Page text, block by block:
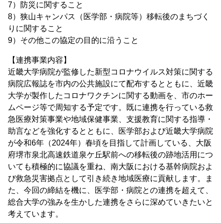
7）防災に関すること
8）狭山キャンパス（医学部・病院等）移転後のまちづく
りに関すること
9）その他この協定の目的に沿うこと
【連携事業内容】
近畿大学病院が監修した新型コロナウイルス対策に関する
病院広報誌を市内の公共施設にて配布するとともに、近畿
大学が製作したコロナワクチンに関する動画を、市のホー
ムページ等で周知する予定です。既に連携を行っている救
急医療対策事業や地域保健事業、支援教育に関する指導・
助言などを強化するとともに、医学部および近畿大学病院
が令和6年（2024年）春頃を目指して計画している、大阪
府堺市泉北高速鉄道泉ケ丘駅前への移転後の跡地活用につ
いても積極的に協議を重ね、南大阪における基幹病院およ
び救急災害拠点として引き続き地域医療に貢献します。ま
た、今回の締結を機に、医学部・病院との連携を超えて、
総合大学の強みを生かした連携をさらに深めていきたいと
考えています。